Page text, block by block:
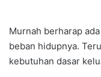
Murnah berharap
beban hidupnya.
kebutuhan dasar